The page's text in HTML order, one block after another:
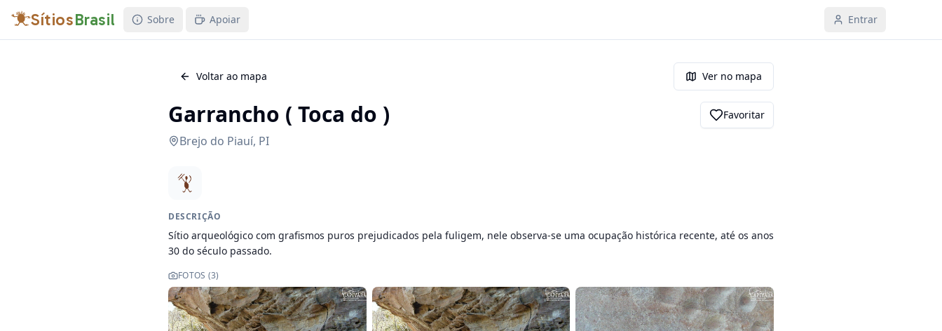
SítiosBrasil Sobre Apoiar Entrar
Voltar ao mapa Ver no mapa
Garrancho ( Toca do )
Brejo do Piauí, PI
Favoritar
DESCRIÇÃO
Sítio arqueológico com grafismos puros prejudicados pela fuligem, nele observa-se uma ocupação histórica recente, até os anos
30 do século passado.
FOTOS (3)